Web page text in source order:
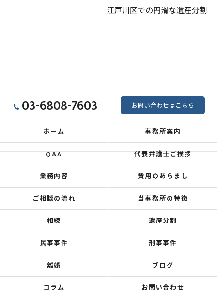
江戸川区での円滑な遺産分割
03-6808-7603 お問い合わせはこちら
ホーム 事務所案内
Q&A 代表弁護士ご挨拶
業務内容 費用のあらまし
ご相談の流れ 当事務所の特徴
相続 遺産分割
民事事件 刑事事件
離婚 ブログ
コラム お問い合わせ